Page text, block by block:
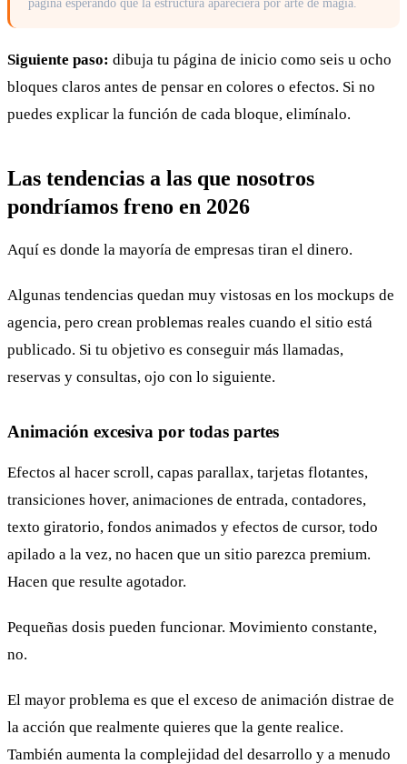
Siguiente paso: dibuja tu página de inicio como seis u ocho
bloques claros antes de pensar en colores o efectos. Si no
puedes explicar la función de cada bloque, elimínalo.
Las tendencias a las que nosotros
pondríamos freno en 2026
Aquí es donde la mayoría de empresas tiran el dinero.
Algunas tendencias quedan muy vistosas en los mockups de
agencia, pero crean problemas reales cuando el sitio está
publicado. Si tu objetivo es conseguir más llamadas,
reservas y consultas, ojo con lo siguiente.
Animación excesiva por todas partes
Efectos al hacer scroll, capas parallax, tarjetas flotantes,
transiciones hover, animaciones de entrada, contadores,
texto giratorio, fondos animados y efectos de cursor, todo
apilado a la vez, no hacen que un sitio parezca premium.
Hacen que resulte agotador.
Pequeñas dosis pueden funcionar. Movimiento constante,
no.
El mayor problema es que el exceso de animación distrae de
la acción que realmente quieres que la gente realice.
También aumenta la complejidad del desarrollo y a menudo